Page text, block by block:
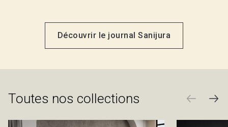
Découvrir le journal Sanijura
Toutes nos collections